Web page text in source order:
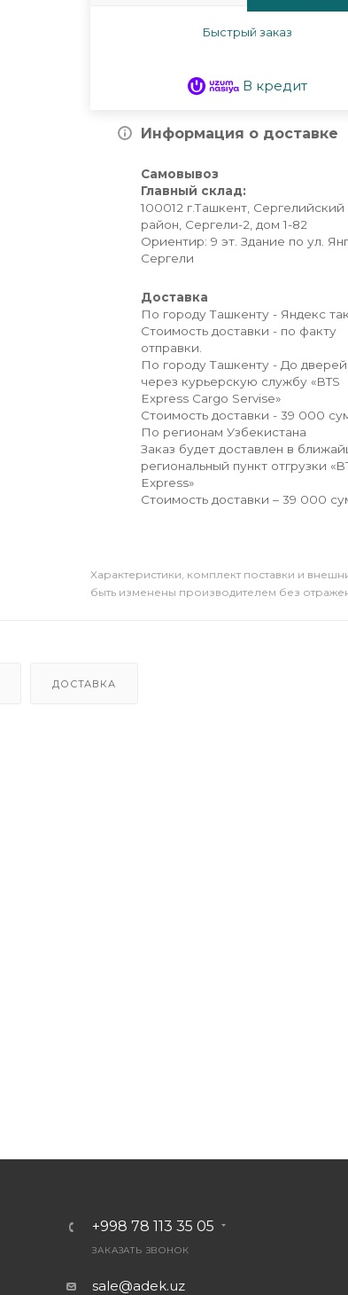
Быстрый заказ
В кредит
Информация о доставке
Самовывоз
Главный склад:
100012 г.Ташкент, Сергелийский
район, Сергели-2, дом 1-82
Ориентир: 9 эт. Здание по ул.
Сергели
Доставка
По городу Ташкенту - Яндекс
Стоимость доставки - по факту
отправки.
По городу Ташкенту - До дверей
через курьерскую службу «BTS
Express Cargo Servise»
Стоимость доставки - 39 000
По регионам Узбекистана
Заказ будет доставлен в
региональный пункт отгрузки
Express»
Стоимость доставки – 39 000
Xарактеристики, комплект поставки и
быть изменены производителем без
ДОСТАВКА
+998 78 113 35 05
ЗАКАЗАТЬ ЗВОНОК
sale@adek.uz